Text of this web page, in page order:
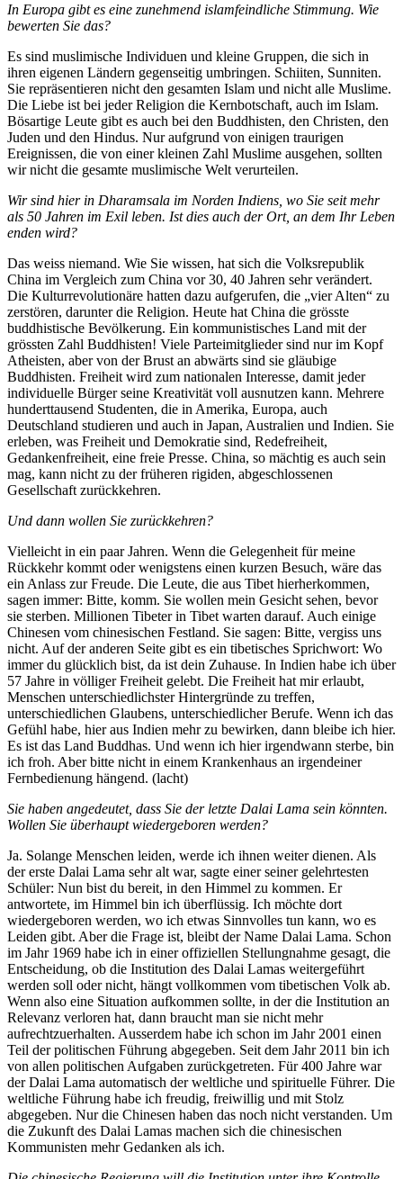
In Europa gibt es eine zunehmend islamfeindliche Stimmung. Wie
bewerten Sie das?
Es sind muslimische Individuen und kleine Gruppen, die sich in
ihren eigenen Ländern gegenseitig umbringen. Schiiten, Sunniten.
Sie repräsentieren nicht den gesamten Islam und nicht alle Muslime.
Die Liebe ist bei jeder Religion die Kernbotschaft, auch im Islam.
Bösartige Leute gibt es auch bei den Buddhisten, den Christen, den
Juden und den Hindus. Nur aufgrund von einigen traurigen
Ereignissen, die von einer kleinen Zahl Muslime ausgehen, sollten
wir nicht die gesamte muslimische Welt verurteilen.
Wir sind hier in Dharamsala im Norden Indiens, wo Sie seit mehr
als 50 Jahren im Exil leben. Ist dies auch der Ort, an dem Ihr Leben
enden wird?
Das weiss niemand. Wie Sie wissen, hat sich die Volksrepublik
China im Vergleich zum China vor 30, 40 Jahren sehr verändert.
Die Kulturrevolutionäre hatten dazu aufgerufen, die „vier Alten“ zu
zerstören, darunter die Religion. Heute hat China die grösste
buddhistische Bevölkerung. Ein kommunistisches Land mit der
grössten Zahl Buddhisten! Viele Parteimitglieder sind nur im Kopf
Atheisten, aber von der Brust an abwärts sind sie gläubige
Buddhisten. Freiheit wird zum nationalen Interesse, damit jeder
individuelle Bürger seine Kreativität voll ausnutzen kann. Mehrere
hunderttausend Studenten, die in Amerika, Europa, auch
Deutschland studieren und auch in Japan, Australien und Indien. Sie
erleben, was Freiheit und Demokratie sind, Redefreiheit,
Gedankenfreiheit, eine freie Presse. China, so mächtig es auch sein
mag, kann nicht zu der früheren rigiden, abgeschlossenen
Gesellschaft zurückkehren.
Und dann wollen Sie zurückkehren?
Vielleicht in ein paar Jahren. Wenn die Gelegenheit für meine
Rückkehr kommt oder wenigstens einen kurzen Besuch, wäre das
ein Anlass zur Freude. Die Leute, die aus Tibet hierherkommen,
sagen immer: Bitte, komm. Sie wollen mein Gesicht sehen, bevor
sie sterben. Millionen Tibeter in Tibet warten darauf. Auch einige
Chinesen vom chinesischen Festland. Sie sagen: Bitte, vergiss uns
nicht. Auf der anderen Seite gibt es ein tibetisches Sprichwort: Wo
immer du glücklich bist, da ist dein Zuhause. In Indien habe ich über
57 Jahre in völliger Freiheit gelebt. Die Freiheit hat mir erlaubt,
Menschen unterschiedlichster Hintergründe zu treffen,
unterschiedlichen Glaubens, unterschiedlicher Berufe. Wenn ich das
Gefühl habe, hier aus Indien mehr zu bewirken, dann bleibe ich hier.
Es ist das Land Buddhas. Und wenn ich hier irgendwann sterbe, bin
ich froh. Aber bitte nicht in einem Krankenhaus an irgendeiner
Fernbedienung hängend. (lacht)
Sie haben angedeutet, dass Sie der letzte Dalai Lama sein könnten.
Wollen Sie überhaupt wiedergeboren werden?
Ja. Solange Menschen leiden, werde ich ihnen weiter dienen. Als
der erste Dalai Lama sehr alt war, sagte einer seiner gelehrtesten
Schüler: Nun bist du bereit, in den Himmel zu kommen. Er
antwortete, im Himmel bin ich überflüssig. Ich möchte dort
wiedergeboren werden, wo ich etwas Sinnvolles tun kann, wo es
Leiden gibt. Aber die Frage ist, bleibt der Name Dalai Lama. Schon
im Jahr 1969 habe ich in einer offiziellen Stellungnahme gesagt, die
Entscheidung, ob die Institution des Dalai Lamas weitergeführt
werden soll oder nicht, hängt vollkommen vom tibetischen Volk ab.
Wenn also eine Situation aufkommen sollte, in der die Institution an
Relevanz verloren hat, dann braucht man sie nicht mehr
aufrechtzuerhalten. Ausserdem habe ich schon im Jahr 2001 einen
Teil der politischen Führung abgegeben. Seit dem Jahr 2011 bin ich
von allen politischen Aufgaben zurückgetreten. Für 400 Jahre war
der Dalai Lama automatisch der weltliche und spirituelle Führer. Die
weltliche Führung habe ich freudig, freiwillig und mit Stolz
abgegeben. Nur die Chinesen haben das noch nicht verstanden. Um
die Zukunft des Dalai Lamas machen sich die chinesischen
Kommunisten mehr Gedanken als ich.